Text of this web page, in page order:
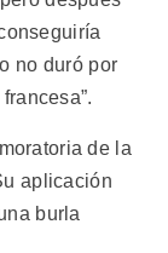
no duró por
de la
aplicación
burla